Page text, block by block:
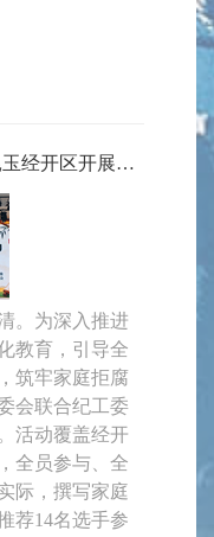
家书传清风 廉洁润家风——昆玉经开区开展清廉家风家书竞赛活动
。为深入推进
教育，引导全
筑牢家庭拒腐
会联合纪工委
活动覆盖经开
全员参与、全
际，撰写家庭
荐14名选手参